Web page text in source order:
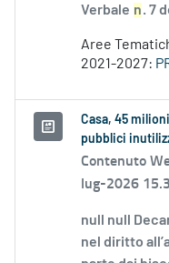
Verbale n. 7
Aree
2021-2027:
Casa, 45
pubblici
Contenuto
lug-2026
null null
nel diritto